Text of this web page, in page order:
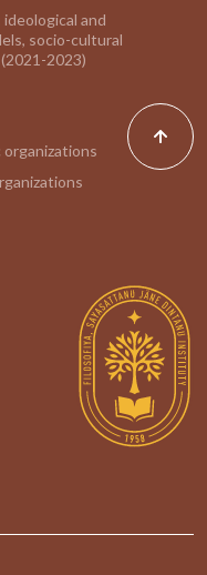
and
socio-cultural
2023)